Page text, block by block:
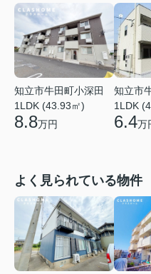
知立市牛田町小深田
1LDK (43.93㎡)
8.8万円
知立市
1LDK
6.4万
よく見られている物件